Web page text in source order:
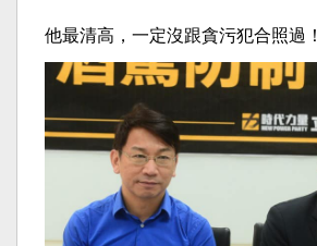
他最清高，一定沒跟貪污犯合照過！